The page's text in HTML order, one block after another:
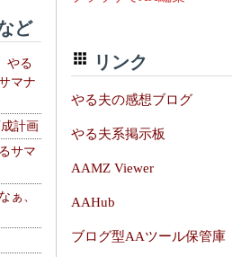
ど
やる
マナ
計画
サマ
ぁ、
リンク
やる夫の感想ブログ
やる夫系掲示板
AAMZ Viewer
AAHub
ブログ型AAツール保管庫